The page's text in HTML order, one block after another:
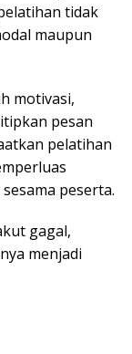
tidak
maupun
motivasi,
pesan
pelatihan
peserta.
gagal,
menjadi